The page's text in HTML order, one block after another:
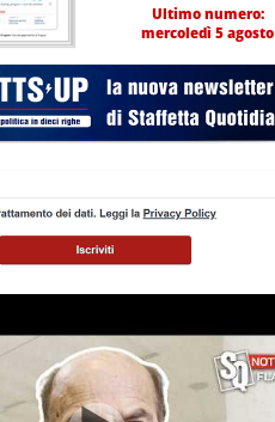
Ultimo numero:
mercoledì 5 agosto